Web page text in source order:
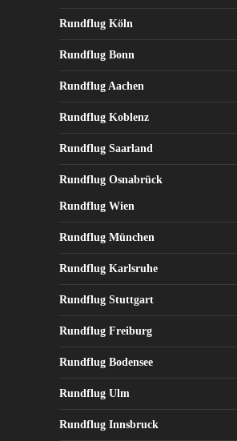
Rundflug Köln
Rundflug Bonn
Rundflug Aachen
Rundflug Koblenz
Rundflug Saarland
Rundflug Osnabrück
Rundflug Wien
Rundflug München
Rundflug Karlsruhe
Rundflug Stuttgart
Rundflug Freiburg
Rundflug Bodensee
Rundflug Ulm
Rundflug Innsbruck